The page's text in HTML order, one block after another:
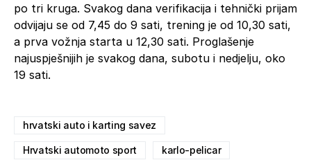
po tri kruga. Svakog dana verifikacija i tehnički prijam
odvijaju se od 7,45 do 9 sati, trening je od 10,30 sati,
a prva vožnja starta u 12,30 sati. Proglašenje
najuspješnijih je svakog dana, subotu i nedjelju, oko
19 sati.
hrvatski auto i karting savez
Hrvatski automoto sport karlo-pelicar